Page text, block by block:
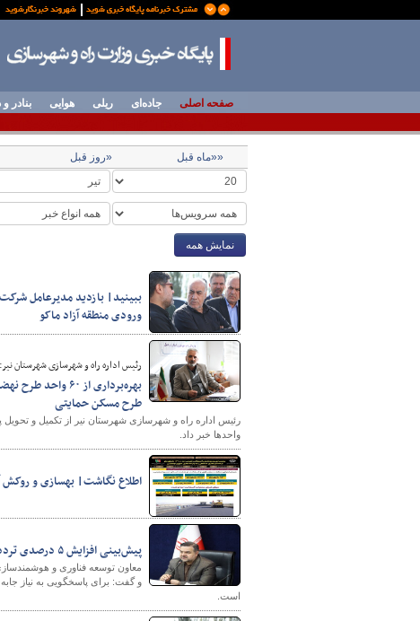
پایگاه خبری وزارت راه و
صفحه اصلی جاده‌ای ریلی هوایی بنادر
««ماه قبل «روز قبل
نمایش همه
ببینید| بازدید مدیرعامل
ورودی منطقه آزاد ماکو
رئیس اداره راه و شهرسازی شهرستان نیر:
طرح مسکن حمایتی
واحدها خبر داد.
اطلاع نگاشت| بهسازی و روکش آسفالت قریب به ۱۳۰۰ کیلومتر از
پیش‌بینی افزایش ۵ درصدی تردد زائران اربعینی از پایانه‌های مرزی در سال ۱۴۰۴
است.